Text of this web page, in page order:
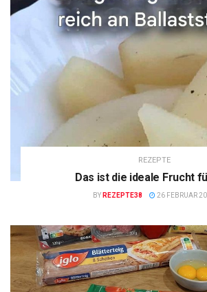
REZEPTE
Das ist die ideale Frucht
BY REZEPTE38 26 FEBRUAR